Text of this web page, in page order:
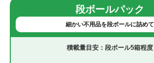
段ボールパック
細かい不用品を段ボールに詰めて
段ボール5箱程度